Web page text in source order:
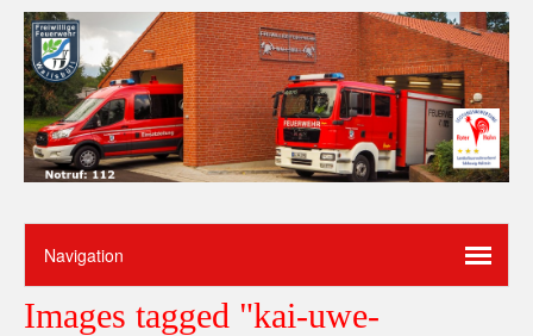
Images tagged "kai-uwe-